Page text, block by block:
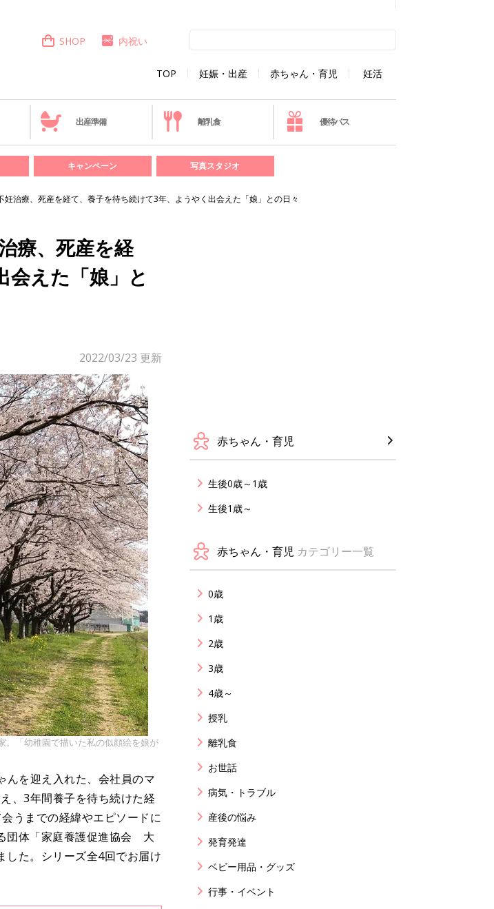
TOP 妊娠・出産 赤ちゃん・育児 妊活
SHOP 内祝い
出産準備 離乳食 優待パス
キャンペーン 写真スタジオ
妊治療、死産を経て、養子を待ち続けて3年、ようやく出会えた「娘」との日々
療、死産を経
会えた「娘」と
2022/03/23 更新
。「幼稚園で描いた私の似顔絵を娘が
んを迎え入れた、会社員のマ
、3年間養子を待ち続けた経
うまでの経緯やエピソードに
団体「家庭養護促進協会 大
した。シリーズ全4回でお届け
赤ちゃん・育児
生後0歳～1歳
生後1歳～
赤ちゃん・育児 カテゴリー一覧
0歳
1歳
2歳
3歳
4歳～
授乳
離乳食
お世話
病気・トラブル
産後の悩み
発育発達
ベビー用品・グッズ
行事・イベント